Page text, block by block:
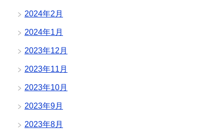
2024年2月
2024年1月
2023年12月
2023年11月
2023年10月
2023年9月
2023年8月